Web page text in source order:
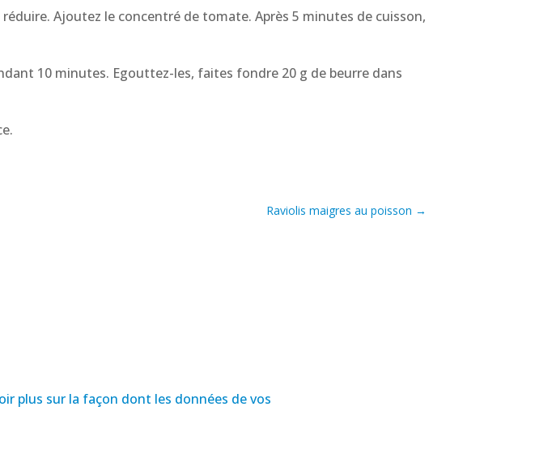
Ajoutez le concentré de tomate. Après 5 minutes de cuisson,
10 minutes. Egouttez-les, faites fondre 20 g de beurre dans
Raviolis maigres au poisson →
plus sur la façon dont les données de vos